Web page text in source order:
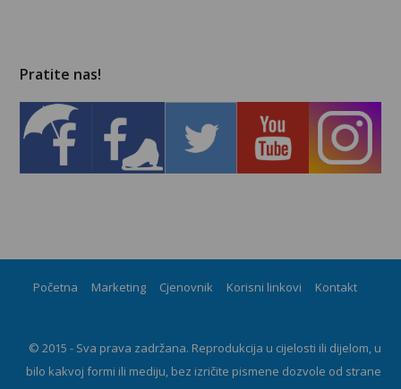
Pratite nas!
Početna Marketing Cjenovnik Korisni linkovi Kontakt
© 2015 - Sva prava zadržana. Reprodukcija u cijelosti ili dijelom, u
bilo kakvoj formi ili mediju, bez izričite pismene dozvole od strane